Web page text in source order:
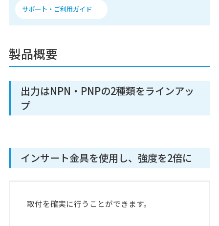
サポート・ご利用ガイド
製品概要
出力はNPN・PNPの2種類をラインアッ
プ
インサート金具を使用し、強度を2倍に
取付を確実に行うことができます。